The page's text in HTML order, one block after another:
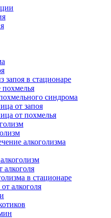
запоя в стационаре
похмелья
синдрома
от запоя
от похмелья
алкоголизма
алкоголя
в стационаре
алкоголя